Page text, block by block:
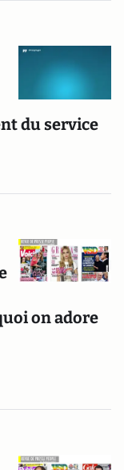
du service
on adore